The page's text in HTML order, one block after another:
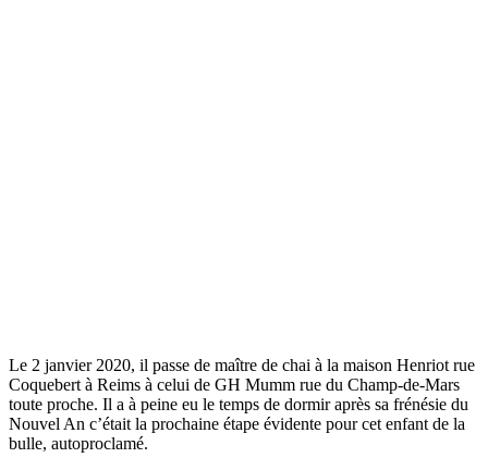
Le 2 janvier 2020, il passe de maître de chai à la maison Henriot rue
Coquebert à Reims à celui de GH Mumm rue du Champ-de-Mars
toute proche. Il a à peine eu le temps de dormir après sa frénésie du
Nouvel An c’était la prochaine étape évidente pour cet enfant de la
bulle, autoproclamé.